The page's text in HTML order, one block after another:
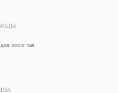
этого чая